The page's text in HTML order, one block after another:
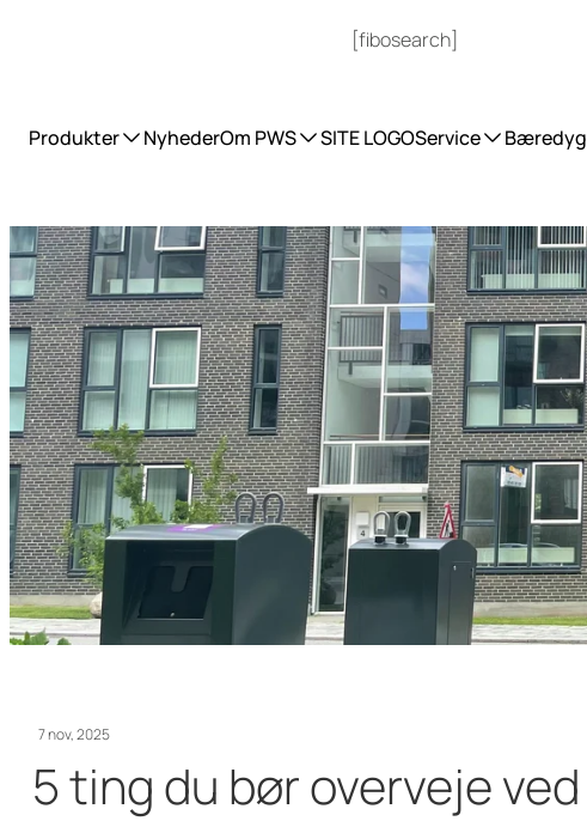
[fibosearch]
Produkter NyhederOm PWS SITE LOGOService
7 nov, 2025
5 ting du bør overveje